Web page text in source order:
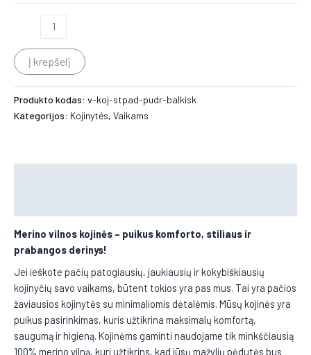
Į krepšelį
Produkto kodas: v-koj-stpad-pudr-balkisk
Kategorijos: Kojinytės, Vaikams
Merino vilnos kojinės – puikus komforto, stiliaus ir
prabangos derinys!
Jei ieškote pačių patogiausių, jaukiausių ir kokybiškiausių
kojinyčių savo vaikams, būtent tokios yra pas mus. Tai yra pačios
žaviausios kojinytės su minimaliomis dėtalėmis. Mūsų kojinės yra
puikus pasirinkimas, kuris užtikrina maksimalų komfortą,
saugumą ir higieną. Kojinėms gaminti naudojame tik minkščiausią
100% merino vilną, kuri užtikrins, kad jūsų mažylių pėdutės bus